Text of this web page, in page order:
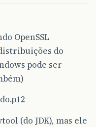
OpenSSL
do
pode ser
(do JDK), mas ele